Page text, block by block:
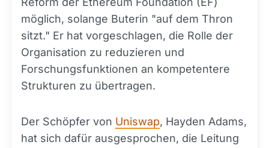
möglich, solange Buterin "auf dem Thron
sitzt." Er hat vorgeschlagen, die Rolle der
Organisation zu reduzieren und
Forschungsfunktionen an kompetentere
Strukturen zu übertragen.
Der Schöpfer von Uniswap, Hayden Adams,
hat sich dafür ausgesprochen, die Leitung